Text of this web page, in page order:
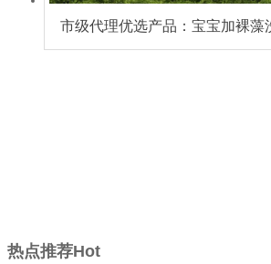
市级代理优选产品：宝宝加裸藻
热点推荐Hot